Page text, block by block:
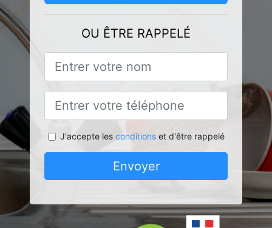
OU ÊTRE RAPPELÉ
J'accepte les conditionset d'être rappelé
Envoyer